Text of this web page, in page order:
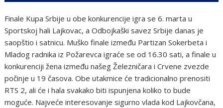
Finale Kupa Srbije u obe konkurencije igra se 6. marta u
Sportskoj hali Lajkovac, a Odbojkaški savez Srbije danas je
saopštio i satnicu. Muško finale između Partizan Sokerbeta i
Mladog radnika iz Požarevca igraće se od 16.30 sati, a finale u
konkurenciji žena između našeg Železničara i Crvene zvezde
počinje u 19 časova. Obe utakmice će tradicionalno prenositi
RTS 2, ali će i hala svakako biti ispunjena koliko to bude
moguće. Najveće interesovanje sigurno vlada kod Lajkovčana,